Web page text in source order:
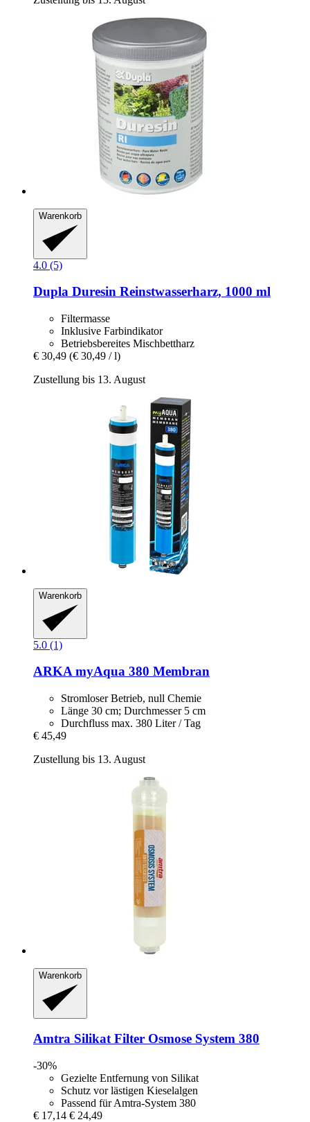
Warenkorb
4.0 (5)
Dupla Duresin Reinstwasserharz, 1000 ml
Filtermasse
Inklusive Farbindikator
Betriebsbereites Mischbettharz
€ 30,49 (€ 30,49 / l)
Zustellung bis 13. August
Warenkorb
5.0 (1)
ARKAmyAqua 380 Membran
Stromloser Betrieb, null Chemie
Länge 30 cm; Durchmesser 5 cm
Durchfluss max. 380 Liter / Tag
€ 45,49
Zustellung bis 13. August
Warenkorb
Amtra Silikat Filter Osmose System 380
-30%
Gezielte Entfernung von Silikat
Schutz vor lästigen Kieselalgen
Passend für Amtra-System 380
€ 17,14 € 24,49